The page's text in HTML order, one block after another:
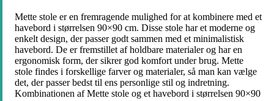
Mette stole er en fremragende mulighed for at kombinere med et
havebord i størrelsen 90×90 cm. Disse stole har et moderne og
enkelt design, der passer godt sammen med et minimalistisk
havebord. De er fremstillet af holdbare materialer og har en
ergonomisk form, der sikrer god komfort under brug. Mette
stole findes i forskellige farver og materialer, så man kan vælge
det, der passer bedst til ens personlige stil og indretning.
Kombinationen af Mette stole og et havebord i størrelsen 90×90